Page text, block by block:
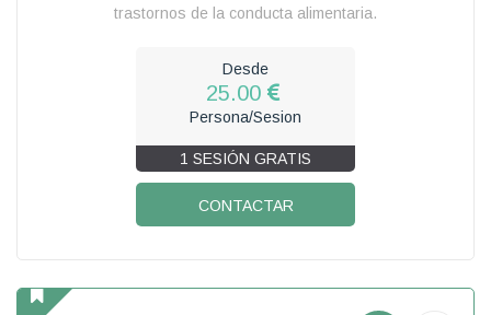
trastornos de la conducta alimentaria.
Desde
25.00
Persona/Sesion
1 SESIÓN GRATIS
CONTACTAR